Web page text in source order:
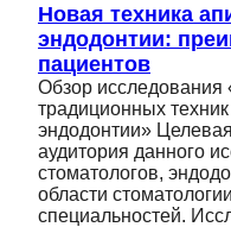
Новая техника
эндодонтии:
пациентов
Обзор
традиционных
эндодонтии»
аудитория данного
стоматологов,
области
специальностей.